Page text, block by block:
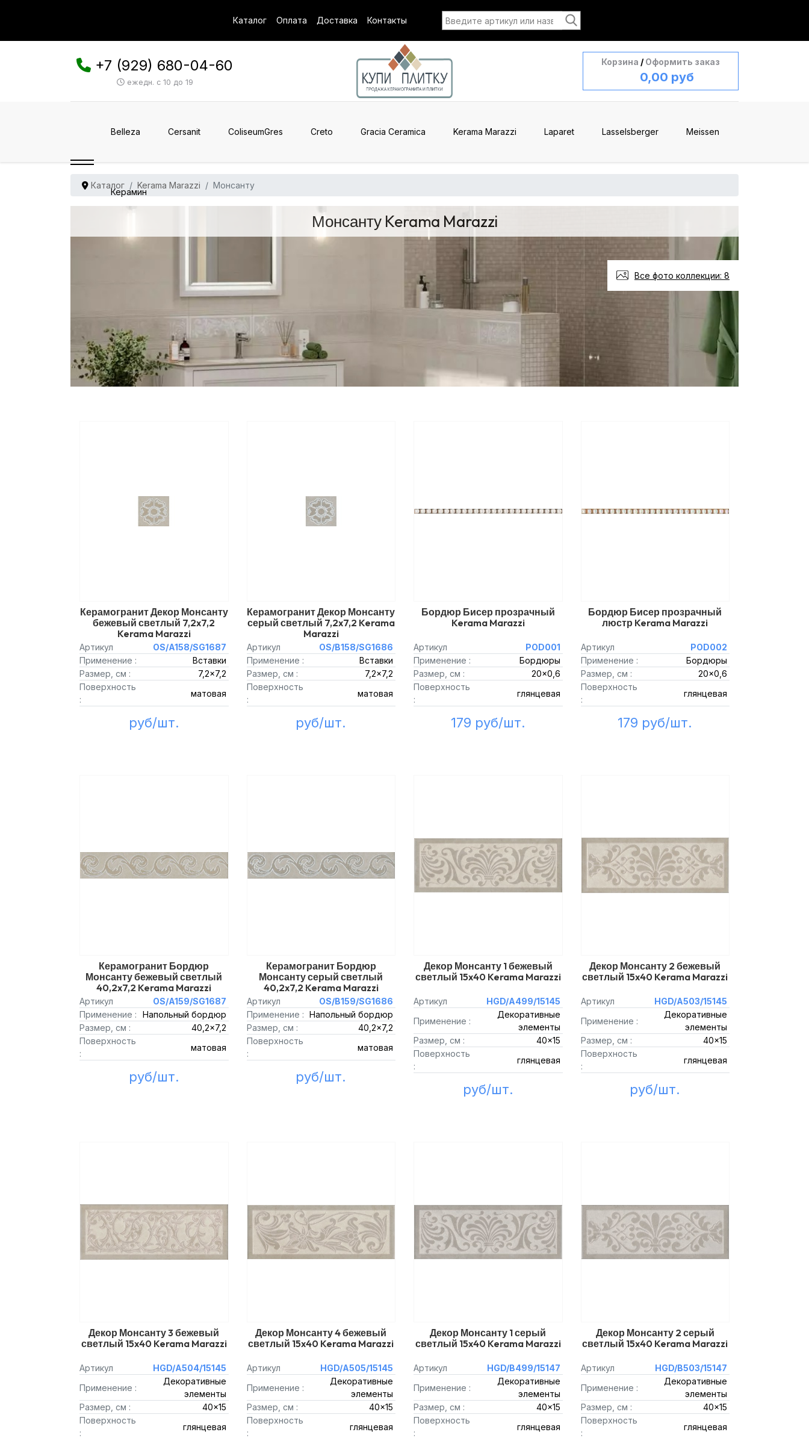
Каталог Оплата Доставка Контакты
+7 (929) 680-04-60
ежедн. с 10 до 19
Корзина / Оформить заказ
0,00 руб
Belleza Cersanit ColiseumGres Creto Gracia Ceramica Kerama Marazzi Laparet Lasselsberger Meissen
Керамин
Каталог Kerama Marazzi Монсанту
Монсанту Kerama Marazzi
Все фото коллекции: 8
Керамогранит Декор Монсанту
бежевый светлый 7,2x7,2
Kerama Marazzi
Артикул
OS/A158/SG1687
Применение :
Вставки
Размер, см :
7,2x7,2
Поверхность
:
матовая
руб/шт.
Керамогранит Декор Монсанту
серый светлый 7,2x7,2 Kerama
Marazzi
Артикул
OS/B158/SG1686
Применение :
Вставки
Размер, см :
7,2x7,2
Поверхность
:
матовая
руб/шт.
Бордюр Бисер прозрачный
Kerama Marazzi
Артикул
POD001
Применение :
Бордюры
Размер, см :
20x0,6
Поверхность
:
глянцевая
179 руб/шт.
Бордюр Бисер прозрачный
люстр Kerama Marazzi
Артикул
POD002
Применение :
Бордюры
Размер, см :
20x0,6
Поверхность
:
глянцевая
179 руб/шт.
Керамогранит Бордюр
Монсанту бежевый светлый
40,2x7,2 Kerama Marazzi
Артикул
OS/A159/SG1687
Применение :
Напольный бордюр
Размер, см :
40,2x7,2
Поверхность
:
матовая
руб/шт.
Керамогранит Бордюр
Монсанту серый светлый
40,2x7,2 Kerama Marazzi
Артикул
OS/B159/SG1686
Применение : Напольный бордюр
Размер, см :
40,2x7,2
Поверхность
:
матовая
руб/шт.
Декор Монсанту 1 бежевый
светлый 15x40 Kerama Marazzi
Артикул
HGD/A499/15145
Применение :
Декоративные
элементы
Размер, см :
40x15
Поверхность
:
глянцевая
руб/шт.
Декор Монсанту 2 бежевый
светлый 15x40 Kerama Marazzi
Артикул
HGD/A503/15145
Применение :
Декоративные
элементы
Размер, см :
40x15
Поверхность
:
глянцевая
руб/шт.
Декор Монсанту 3 бежевый
светлый 15x40 Kerama Marazzi
Артикул
HGD/A504/15145
Применение :
Декоративные
элементы
Размер, см :
40x15
Поверхность
:
глянцевая
Декор Монсанту 4 бежевый
светлый 15x40 Kerama Marazzi
Артикул
HGD/A505/15145
Применение :
Декоративные
элементы
Размер, см :
40x15
Поверхность
:
глянцевая
Декор Монсанту 1 серый
светлый 15x40 Kerama Marazzi
Артикул
HGD/B499/15147
Применение :
Декоративные
элементы
Размер, см :
40x15
Поверхность
:
глянцевая
Декор Монсанту 2 серый
светлый 15x40 Kerama Marazzi
Артикул
HGD/B503/15147
Применение :
Декоративные
элементы
Размер, см :
40x15
Поверхность
:
глянцевая